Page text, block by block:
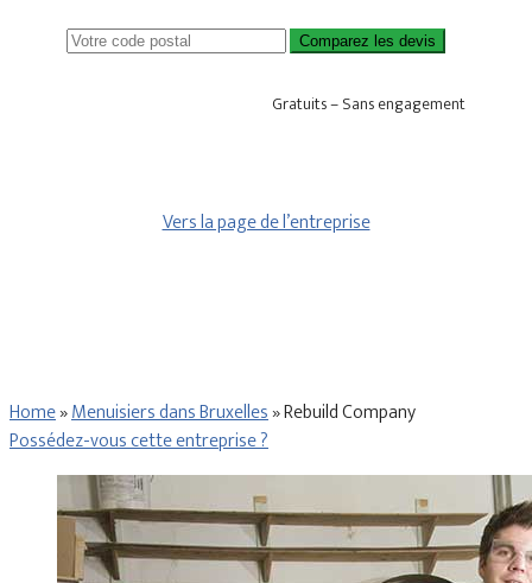
Comparez les devis
Gratuits – Sans engagement
Vers la page de l’entreprise
Home»Menuisiers dans Bruxelles»Rebuild Company
Possédez-vous cette entreprise ?